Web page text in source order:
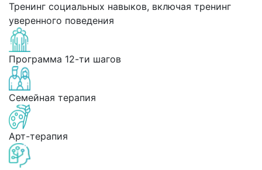
Тренинг социальных навыков, включая тренинг
уверенного поведения
Программа 12-ти шагов
Семейная терапия
Арт-терапия